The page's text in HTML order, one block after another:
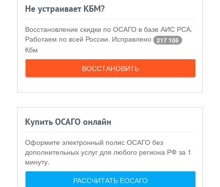
Не устраивает КБМ?
Восстановление скидки по ОСАГО в базе АИС РСА.
Работаем по всей России. Исправлено
217 106
Кбм
ВОССТАНОВИТЬ
Купить ОСАГО онлайн
Оформите электронный полис ОСАГО без
дополнительных услуг для любого региона РФ за 1
минуту.
РАССЧИТАТЬ ЕОСАГО